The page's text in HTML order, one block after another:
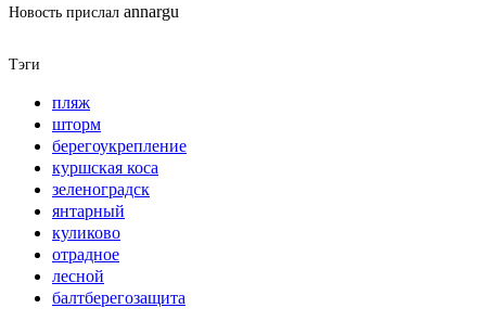
Новость прислал annargu
Тэги
пляж
шторм
берегоукрепление
куршская коса
зеленоградск
янтарный
куликово
отрадное
лесной
балтберегозащита